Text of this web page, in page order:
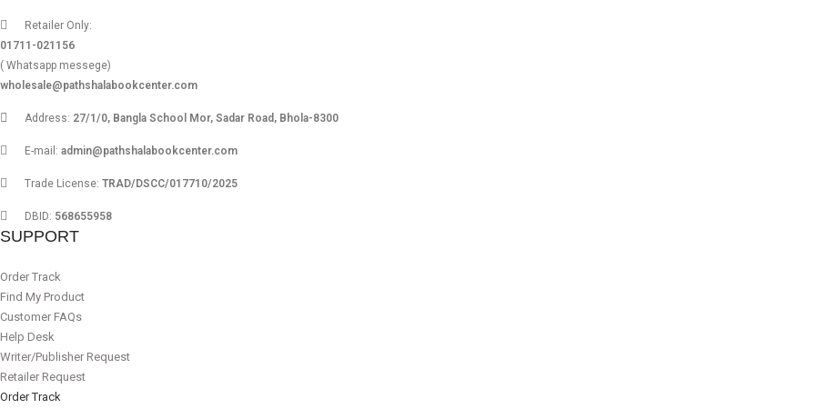
Retailer Only:
01711-021156
( Whatsapp messege)
wholesale@pathshalabookcenter.com
Address: 27/1/0, Bangla School Mor, Sadar Road, Bhola-8300
E-mail: admin@pathshalabookcenter.com
Trade License: TRAD/DSCC/017710/2025
DBID: 568655958
SUPPORT
Order Track
Find My Product
Customer FAQs
Help Desk
Writer/Publisher Request
Retailer Request
Order Track